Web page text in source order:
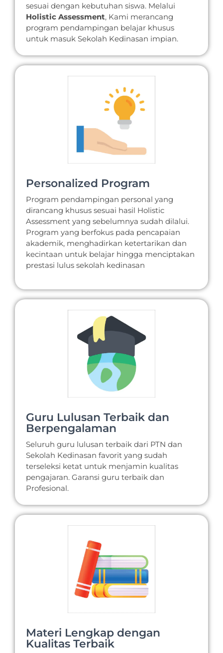
sesuai dengan kebutuhan siswa. Melalui
Holistic Assessment, Kami merancang
program pendampingan belajar khusus
untuk masuk Sekolah Kedinasan impian.
Personalized Program
Program pendampingan personal yang
dirancang khusus sesuai hasil Holistic
Assessment yang sebelumnya sudah dilalui.
Program yang berfokus pada pencapaian
akademik, menghadirkan ketertarikan dan
kecintaan untuk belajar hingga menciptakan
prestasi lulus sekolah kedinasan
Guru Lulusan Terbaik dan
Berpengalaman
Seluruh guru lulusan terbaik dari PTN dan
Sekolah Kedinasan favorit yang sudah
terseleksi ketat untuk menjamin kualitas
pengajaran. Garansi guru terbaik dan
Profesional.
Materi Lengkap dengan
Kualitas Terbaik